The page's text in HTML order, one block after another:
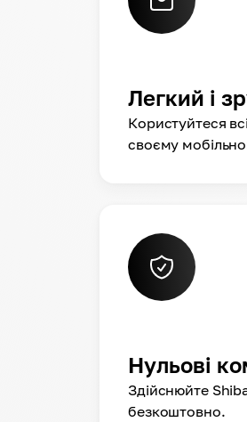
Легкий і
Користуйтеся
своєму
Нульові
Здійснюйте
безкоштовно.